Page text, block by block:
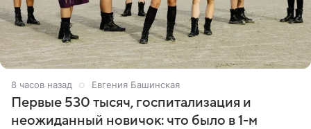
8 часов назад Евгения Башинская
Первые 530 тысяч, госпитализация и
неожиданный новичок: что было в 1-м